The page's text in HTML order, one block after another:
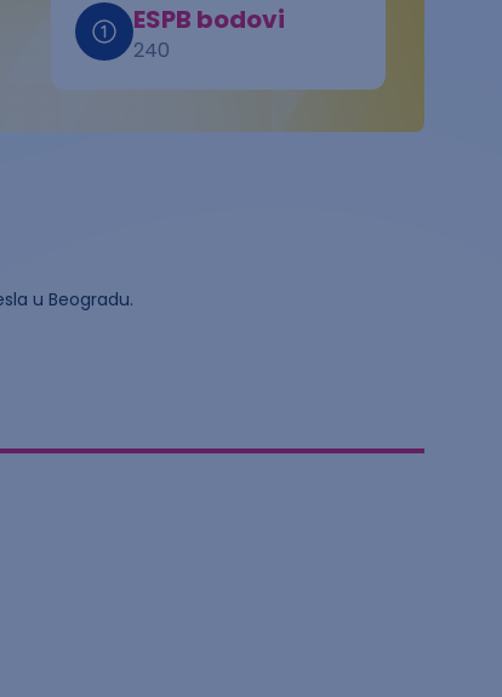
ESPB bodovi
240
u Beogradu.